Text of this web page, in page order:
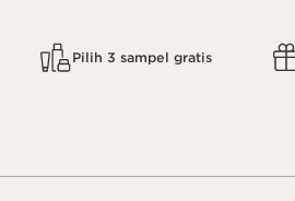
Pilih 3 sampel gratis